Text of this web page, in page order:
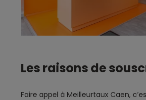
Les raisons de
Faire appel à Meilleurtaux Caen,